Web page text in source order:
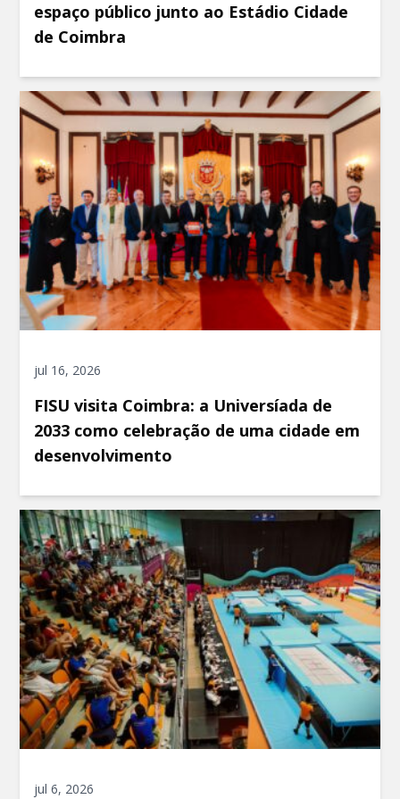
espaço público junto ao Estádio Cidade
de Coimbra
jul 16, 2026
FISU visita Coimbra: a Universíada de
2033 como celebração de uma cidade em
desenvolvimento
jul 6, 2026